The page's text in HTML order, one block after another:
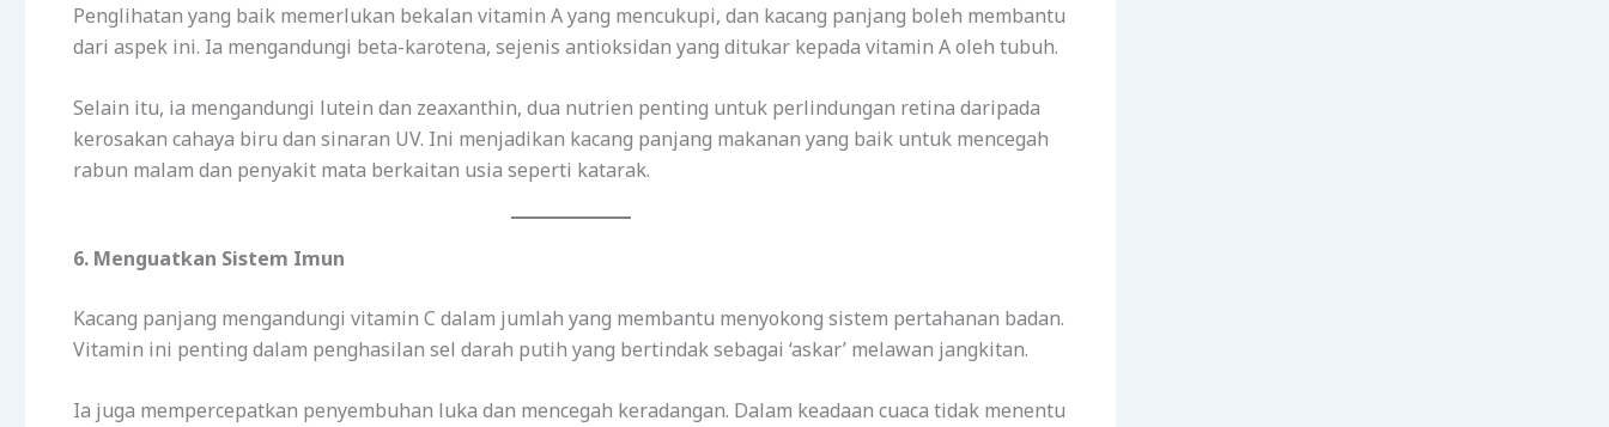
Penglihatan yang baik memerlukan bekalan vitamin A yang mencukupi, dan kacang panjang boleh membantu
dari aspek ini. Ia mengandungi beta-karotena, sejenis antioksidan yang ditukar kepada vitamin A oleh tubuh.
Selain itu, ia mengandungi lutein dan zeaxanthin, dua nutrien penting untuk perlindungan retina daripada
kerosakan cahaya biru dan sinaran UV. Ini menjadikan kacang panjang makanan yang baik untuk mencegah
rabun malam dan penyakit mata berkaitan usia seperti katarak.
6. Menguatkan Sistem Imun
Kacang panjang mengandungi vitamin C dalam jumlah yang membantu menyokong sistem pertahanan badan.
Vitamin ini penting dalam penghasilan sel darah putih yang bertindak sebagai ‘askar’ melawan jangkitan.
Ia juga mempercepatkan penyembuhan luka dan mencegah keradangan. Dalam keadaan cuaca tidak menentu